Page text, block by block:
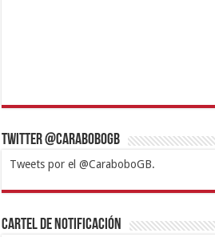
Twitter @CaraboboGB
Tweets por el @CaraboboGB.
1xbetBetturkeyBetistKralbetSupertotobet
https://mvbcasino.com/
Cartel de Notificación